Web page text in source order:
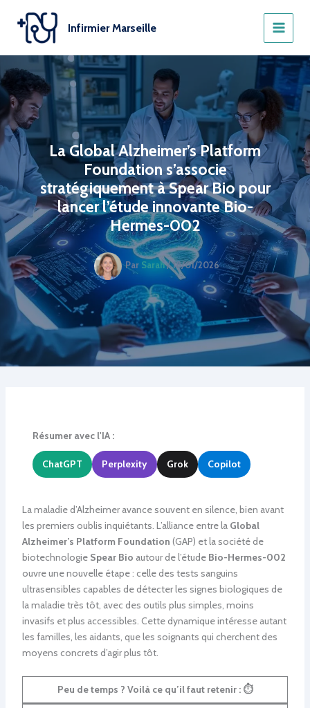
contenu
Infirmier Marseille
La Global Alzheimer’s Platform
Foundation s’associe
stratégiquement à Spear Bio pour
lancer l’étude innovante Bio-
Hermes-002
Par Sarah/18/01/2026
Résumer avec l'IA :
ChatGPT Perplexity Grok Copilot
La maladie d’Alzheimer avance souvent en silence, bien avant
les premiers oublis inquiétants. L’alliance entre la Global
Alzheimer’s Platform Foundation (GAP) et la société de
biotechnologie Spear Bio autour de l’étude Bio-Hermes-002
ouvre une nouvelle étape : celle des tests sanguins
ultrasensibles capables de détecter les signes biologiques de
la maladie très tôt, avec des outils plus simples, moins
invasifs et plus accessibles. Cette dynamique intéresse autant
les familles, les aidants, que les soignants qui cherchent des
moyens concrets d’agir plus tôt.
Peu de temps ? Voilà ce qu’il faut retenir :⏱️